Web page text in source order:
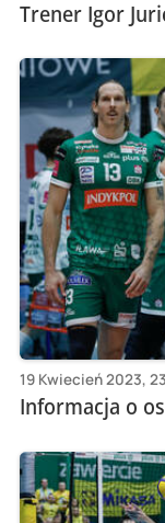
Trener Igor
19 Kwiecień 2023,
Informacja o